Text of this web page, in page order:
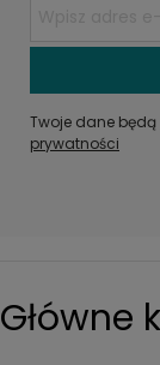
Twoje dane
prywatności
Główne